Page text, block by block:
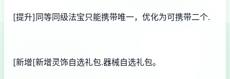
[提升]同等同级法宝只能携带唯一，优化为可携带二个.
[新增[新增灵饰自选礼包.器械自选礼包。